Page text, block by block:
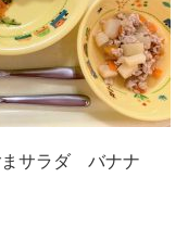
サラダ バナナ